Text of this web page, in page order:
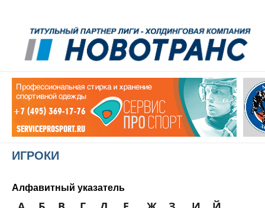
ИГРОКИ
Алфавитный указатель